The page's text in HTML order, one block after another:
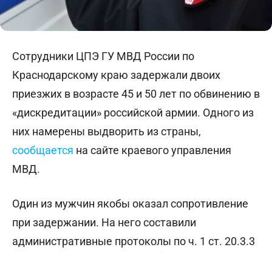
Сотрудники ЦПЭ ГУ МВД России по
Краснодарскому краю задержали двоих
приезжих в возрасте 45 и 50 лет по обвинению в
«дискредитации» российской армии. Одного из
них намерены выдворить из страны,
сообщается на сайте краевого управления
МВД.
Один из мужчин якобы оказал сопротивление
при задержании. На него составили
административные протоколы по ч. 1 ст. 20.3.3